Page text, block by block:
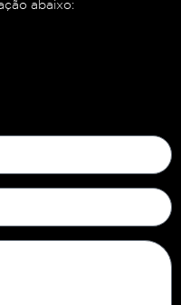
abaixo: